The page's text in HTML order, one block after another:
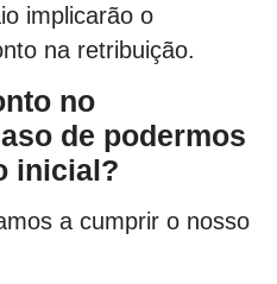
implicarão o
na retribuição.
no
de podermos
inicial?
a cumprir o nosso